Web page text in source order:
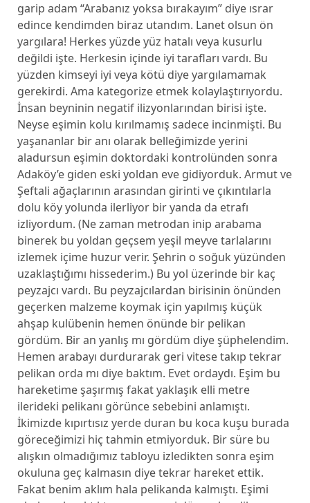
garip adam “Arabanız yoksa bırakayım” diye ısrar
edince kendimden biraz utandım. Lanet olsun ön
yargılara! Herkes yüzde yüz hatalı veya kusurlu
değildi işte. Herkesin içinde iyi tarafları vardı. Bu
yüzden kimseyi iyi veya kötü diye yargılamamak
gerekirdi. Ama kategorize etmek kolaylaştırıyordu.
İnsan beyninin negatif ilizyonlarından birisi işte.
Neyse eşimin kolu kırılmamış sadece incinmişti. Bu
yaşananlar bir anı olarak belleğimizde yerini
aladursun eşimin doktordaki kontrolünden sonra
Adaköy’e giden eski yoldan eve gidiyorduk. Armut ve
Şeftali ağaçlarının arasından girinti ve çıkıntılarla
dolu köy yolunda ilerliyor bir yanda da etrafı
izliyordum. (Ne zaman metrodan inip arabama
binerek bu yoldan geçsem yeşil meyve tarlalarını
izlemek içime huzur verir. Şehrin o soğuk yüzünden
uzaklaştığımı hissederim.) Bu yol üzerinde bir kaç
peyzajcı vardı. Bu peyzajcılardan birisinin önünden
geçerken malzeme koymak için yapılmış küçük
ahşap kulübenin hemen önünde bir pelikan
gördüm. Bir an yanlış mı gördüm diye şüphelendim.
Hemen arabayı durdurarak geri vitese takıp tekrar
pelikan orda mı diye baktım. Evet ordaydı. Eşim bu
hareketime şaşırmış fakat yaklaşık elli metre
ilerideki pelikanı görünce sebebini anlamıştı.
İkimizde kıpırtısız yerde duran bu koca kuşu burada
göreceğimizi hiç tahmin etmiyorduk. Bir süre bu
alışkın olmadığımız tabloyu izledikten sonra eşim
okuluna geç kalmasın diye tekrar hareket ettik.
Fakat benim aklım hala pelikanda kalmıştı. Eşimi